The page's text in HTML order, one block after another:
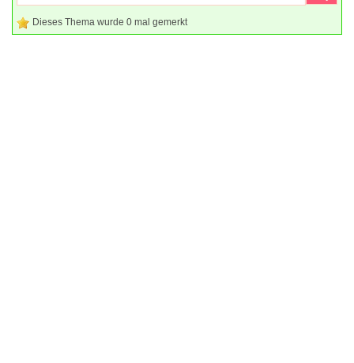
Dieses Thema wurde 0 mal gemerkt